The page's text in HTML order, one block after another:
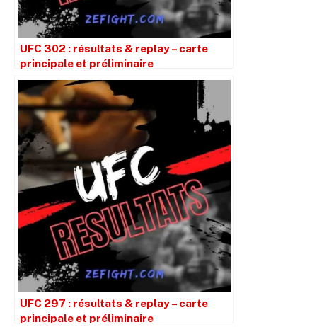
UFC 302 : résultats & replay – carte
principale et préliminaire
UFC 297 : résultats & replay – carte
principale et préliminaire